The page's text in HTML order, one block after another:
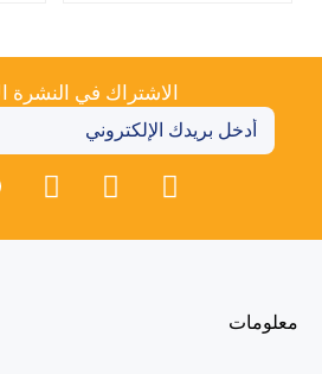
الاشتراك في النشرة
معلومات